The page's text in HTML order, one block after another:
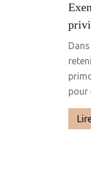
pour